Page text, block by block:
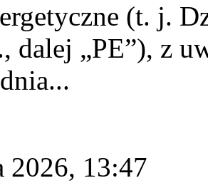
(t. j.
dalej „PE”), z
2026, 13:47